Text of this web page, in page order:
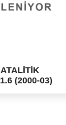
(2000-03)